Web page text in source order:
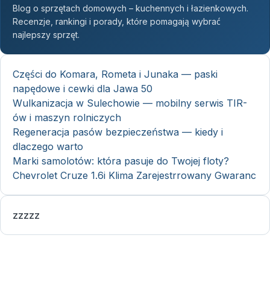
Blog o sprzętach domowych – kuchennych i łazienkowych.
Recenzje, rankingi i porady, które pomagają wybrać
najlepszy sprzęt.
Części do Komara, Rometa i Junaka — paski
napędowe i cewki dla Jawa 50
Wulkanizacja w Sulechowie — mobilny serwis TIR-
ów i maszyn rolniczych
Regeneracja pasów bezpieczeństwa — kiedy i
dlaczego warto
Marki samolotów: która pasuje do Twojej floty?
Chevrolet Cruze 1.6i Klima Zarejestrrowany Gwaranc
zzzzz